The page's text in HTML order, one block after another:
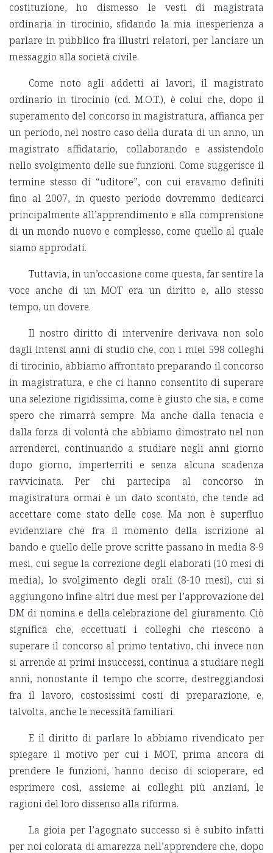
costituzione, ho dismesso le vesti di magistrata
ordinaria in tirocinio, sfidando la mia inesperienza a
parlare in pubblico fra illustri relatori, per lanciare un
messaggio alla società civile.
Come noto agli addetti ai lavori, il magistrato
ordinario in tirocinio (cd. M.O.T.), è colui che, dopo il
superamento del concorso in magistratura, affianca per
un periodo, nel nostro caso della durata di un anno, un
magistrato affidatario, collaborando e assistendolo
nello svolgimento delle sue funzioni. Come suggerisce il
termine stesso di “uditore”, con cui eravamo definiti
fino al 2007, in questo periodo dovremmo dedicarci
principalmente all’apprendimento e alla comprensione
di un mondo nuovo e complesso, come quello al quale
siamo approdati.
Tuttavia, in un’occasione come questa, far sentire la
voce anche di un MOT era un diritto e, allo stesso
tempo, un dovere.
Il nostro diritto di intervenire derivava non solo
dagli intensi anni di studio che, con i miei 598 colleghi
di tirocinio, abbiamo affrontato preparando il concorso
in magistratura, e che ci hanno consentito di superare
una selezione rigidissima, come è giusto che sia, e come
spero che rimarrà sempre. Ma anche dalla tenacia e
dalla forza di volontà che abbiamo dimostrato nel non
arrenderci, continuando a studiare negli anni giorno
dopo giorno, imperterriti e senza alcuna scadenza
ravvicinata. Per chi partecipa al concorso in
magistratura ormai è un dato scontato, che tende ad
accettare come stato delle cose. Ma non è superfluo
evidenziare che fra il momento della iscrizione al
bando e quello delle prove scritte passano in media 8-9
mesi, cui segue la correzione degli elaborati (10 mesi di
media), lo svolgimento degli orali (8-10 mesi), cui si
aggiungono infine altri due mesi per l’approvazione del
DM di nomina e della celebrazione del giuramento. Ciò
significa che, eccettuati i colleghi che riescono a
superare il concorso al primo tentativo, chi invece non
si arrende ai primi insuccessi, continua a studiare negli
anni, nonostante il tempo che scorre, destreggiandosi
fra il lavoro, costosissimi costi di preparazione, e,
talvolta, anche le necessità familiari.
E il diritto di parlare lo abbiamo rivendicato per
spiegare il motivo per cui i MOT, prima ancora di
prendere le funzioni, hanno deciso di scioperare, ed
esprimere così, assieme ai colleghi più anziani, le
ragioni del loro dissenso alla riforma.
La gioia per l’agognato successo si è subito infatti
per noi colorata di amarezza nell’apprendere che, dopo